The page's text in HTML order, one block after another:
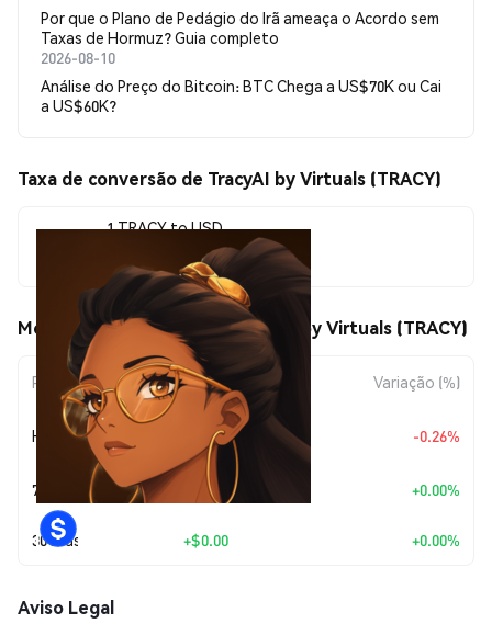
Por que o Plano de Pedágio do Irã ameaça o Acordo sem
Taxas de Hormuz? Guia completo
2026-08-10
Análise do Preço do Bitcoin: BTC Chega a US$70K ou Cai
a US$60K?
Taxa de conversão de TracyAI by Virtuals (TRACY)
1 TRACY to USD
$0.00001087
Movimentos de preço de TracyAI by Virtuals (TRACY)
Período Variação do Valor Variação (%)
Hoje $0.072782 -0.26%
7 Dias $0.00 +0.00%
30 Dias +$0.00 +0.00%
Aviso Legal